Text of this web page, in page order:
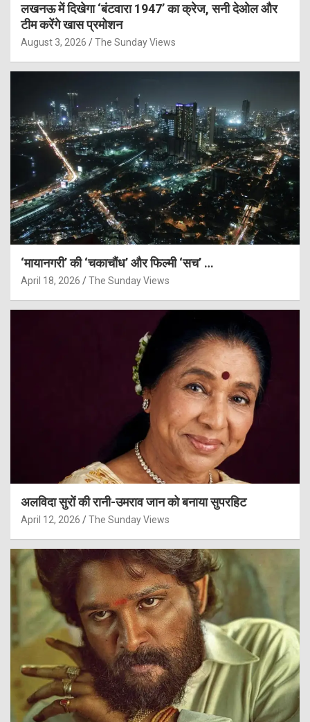
लखनऊ में दिखेगा ‘बंटवारा 1947’ का क्रेज, सनी देओल और
टीम करेंगे खास प्रमोशन
August 3, 2026 The Sunday Views
‘मायानगरी’ की ‘चकाचौंध’ और फिल्मी ‘सच’ …
April 18, 2026 The Sunday Views
अलविदा सुरों की रानी-उमराव जान को बनाया सुपरहिट
April 12, 2026 The Sunday Views